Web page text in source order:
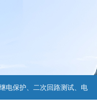
电保护、二次回路测试、电